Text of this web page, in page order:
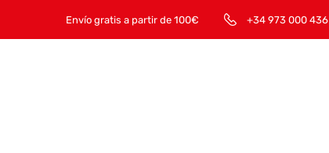
Envío gratis a partir de 100€ +34 973 000 436